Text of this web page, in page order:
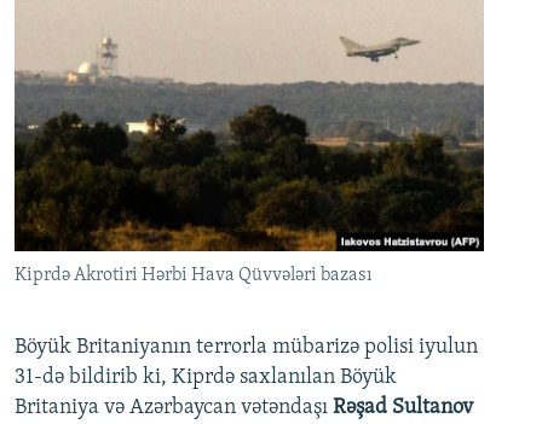
Kiprdə Akrotiri Hərbi Hava Qüvvələri bazası
Böyük Britaniyanın terrorla mübarizə polisi iyulun
31-də bildirib ki, Kiprdə saxlanılan Böyük
Britaniya və Azərbaycan vətəndaşı Rəşad Sultanov